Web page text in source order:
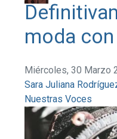
moda
Miércoles, 30 Marzo
Sara Juliana
Nuestras Voces